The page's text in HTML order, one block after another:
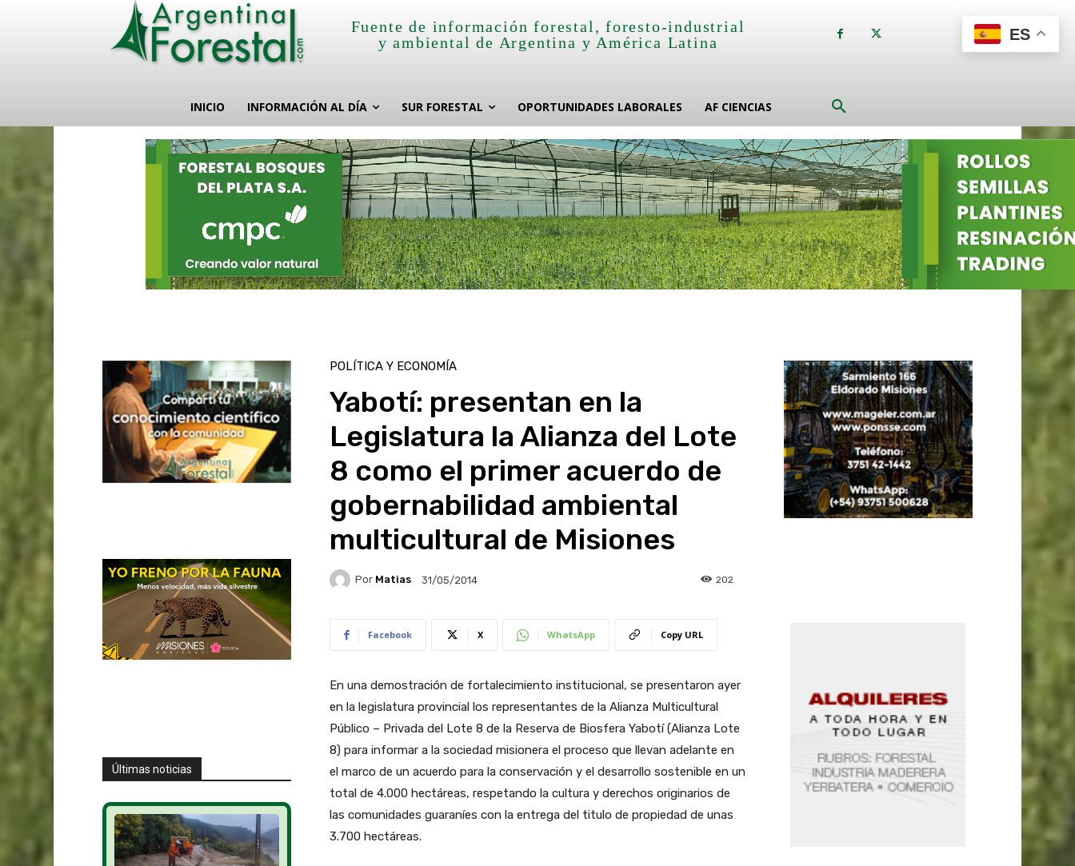
Fuente de información forestal, foresto-industrial
y ambiental de Argentina y América Latina
INICIO INFORMACIÓN AL DÍA SUR FORESTAL OPORTUNIDADES LABORALES AF CIENCIAS
Últimas noticias
POLÍTICA Y ECONOMÍA
Yabotí: presentan en la
Legislatura la Alianza del Lote
8 como el primer acuerdo de
gobernabilidad ambiental
multicultural de Misiones
Por Matias 31/05/2014 202
Facebook X WhatsApp Copy URL
En una demostración de fortalecimiento institucional, se presentaron ayer
en la legislatura provincial los representantes de la Alianza Multicultural
Público – Privada del Lote 8 de la Reserva de Biosfera Yabotí (Alianza Lote
8) para informar a la sociedad misionera el proceso que llevan adelante en
el marco de un acuerdo para la conservación y el desarrollo sostenible en un
total de 4.000 hectáreas, respetando la cultura y derechos originarios de
las comunidades guaraníes con la entrega del titulo de propiedad de unas
3.700 hectáreas.
ES